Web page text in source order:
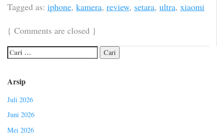
Tagged as: iphone, kamera, review, setara, ultra, xiaomi
{ Comments are closed }
Arsip
Juli 2026
Juni 2026
Mei 2026